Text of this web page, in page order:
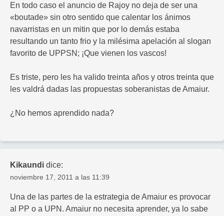
En todo caso el anuncio de Rajoy no deja de ser una
«boutade» sin otro sentido que calentar los ánimos
navarristas en un mitin que por lo demás estaba
resultando un tanto frio y la milésima apelación al slogan
favorito de UPPSN; ¡Que vienen los vascos!
Es triste, pero les ha valido treinta años y otros treinta que
les valdrá dadas las propuestas soberanistas de Amaiur.
¿No hemos aprendido nada?
Kikaundi dice:
noviembre 17, 2011 a las 11:39
Una de las partes de la estrategia de Amaiur es provocar
al PP o a UPN. Amaiur no necesita aprender, ya lo sabe